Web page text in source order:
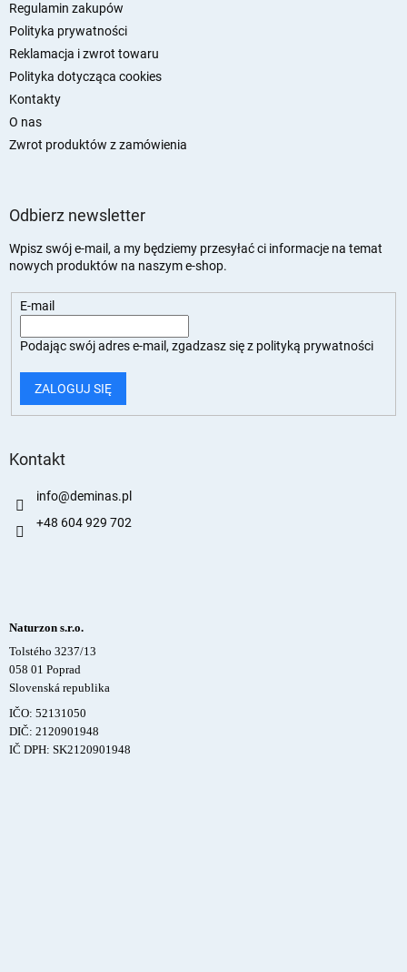
Regulamin zakupów
Polityka prywatności
Reklamacja i zwrot towaru
Polityka dotycząca cookies
Kontakty
O nas
Zwrot produktów z zamówienia
Odbierz newsletter
Wpisz swój e-mail, a my będziemy przesyłać ci informacje na temat
nowych produktów na naszym e-shop.
E-mail
Podając swój adres e-mail, zgadzasz się z polityką prywatności
ZALOGUJ SIĘ
Kontakt
info@deminas.pl
+48 604 929 702
Naturzon s.r.o.
Tolstého 3237/13
058 01 Poprad
Slovenská republika
IČO: 52131050
DIČ: 2120901948
IČ DPH: SK2120901948